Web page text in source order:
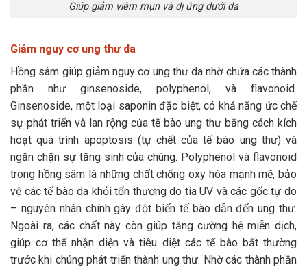
Giúp giảm viêm mụn và dị ứng dưới da
Giảm nguy cơ ung thư da
Hồng sâm giúp giảm nguy cơ ung thư da nhờ chứa các thành
phần như ginsenoside, polyphenol, và flavonoid.
Ginsenoside, một loại saponin đặc biệt, có khả năng ức chế
sự phát triển và lan rộng của tế bào ung thư bằng cách kích
hoạt quá trình apoptosis (tự chết của tế bào ung thư) và
ngăn chặn sự tăng sinh của chúng. Polyphenol và flavonoid
trong hồng sâm là những chất chống oxy hóa mạnh mẽ, bảo
vệ các tế bào da khỏi tổn thương do tia UV và các gốc tự do
– nguyên nhân chính gây đột biến tế bào dẫn đến ung thư.
Ngoài ra, các chất này còn giúp tăng cường hệ miễn dịch,
giúp cơ thể nhận diện và tiêu diệt các tế bào bất thường
trước khi chúng phát triển thành ung thư. Nhờ các thành phần